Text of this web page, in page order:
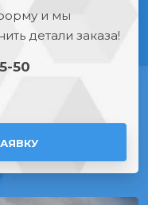
и мы
детали заказа!
50